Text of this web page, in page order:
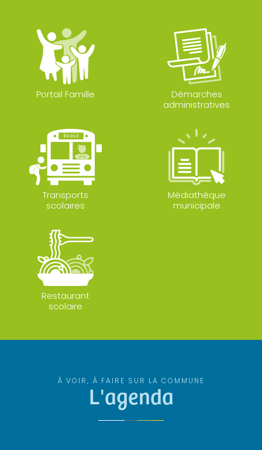
Portail Famille
Démarches
administratives
Transports
scolaires
Médiathèque
municipale
Restaurant
scolaire
À VOIR, À FAIRE SUR LA COMMUNE
L'agenda